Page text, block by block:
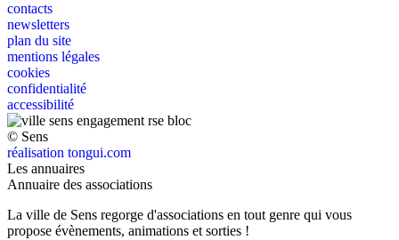
contacts
newsletters
plan du site
mentions légales
cookies
confidentialité
accessibilité
© Sens
réalisation tongui.com
Les annuaires
Annuaire des associations
La ville de Sens regorge d'associations en tout genre qui vous
propose évènements, animations et sorties !